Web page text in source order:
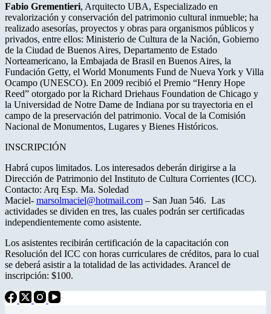
Fabio Grementieri, Arquitecto UBA, Especializado en
revalorización y conservación del patrimonio cultural inmueble; ha
realizado asesorías, proyectos y obras para organismos públicos y
privados, entre ellos: Ministerio de Cultura de la Nación, Gobierno
de la Ciudad de Buenos Aires, Departamento de Estado
Norteamericano, la Embajada de Brasil en Buenos Aires, la
Fundación Getty, el World Monuments Fund de Nueva York y Villa
Ocampo (UNESCO). En 2009 recibió el Premio “Henry Hope
Reed” otorgado por la Richard Driehaus Foundation de Chicago y
la Universidad de Notre Dame de Indiana por su trayectoria en el
campo de la preservación del patrimonio. Vocal de la Comisión
Nacional de Monumentos, Lugares y Bienes Históricos.
INSCRIPCIÓN
Habrá cupos limitados. Los interesados deberán dirigirse a la
Dirección de Patrimonio del Instituto de Cultura Corrientes (ICC).
Contacto: Arq Esp. Ma. Soledad
Maciel- marsolmaciel@hotmail.com – San Juan 546. Las
actividades se dividen en tres, las cuales podrán ser certificadas
independientemente como asistente.
Los asistentes recibirán certificación de la capacitación con
Resolución del ICC con horas curriculares de créditos, para lo cual
se deberá asistir a la totalidad de las actividades. Arancel de
inscripción: $100.